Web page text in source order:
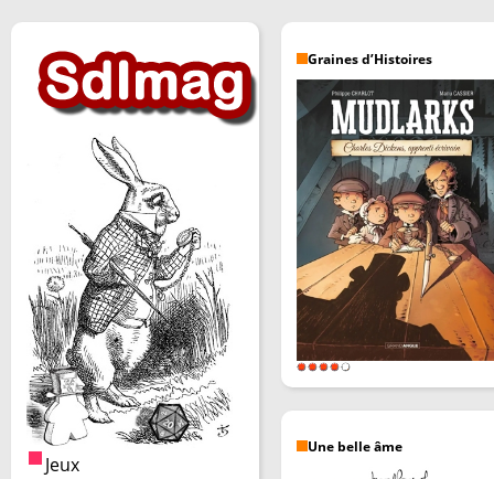
Jeux
Graines d’Histoires
Une belle âme